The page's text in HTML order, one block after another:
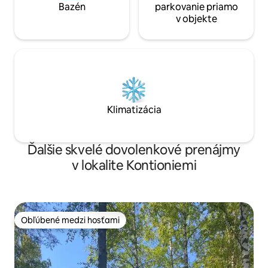
Bazén
parkovanie priamo
v objekte
Klimatizácia
Ďalšie skvelé dovolenkové prenájmy
v lokalite Kontioniemi
Obľúbené medzi hosťami
Obľúbené medzi hosťami